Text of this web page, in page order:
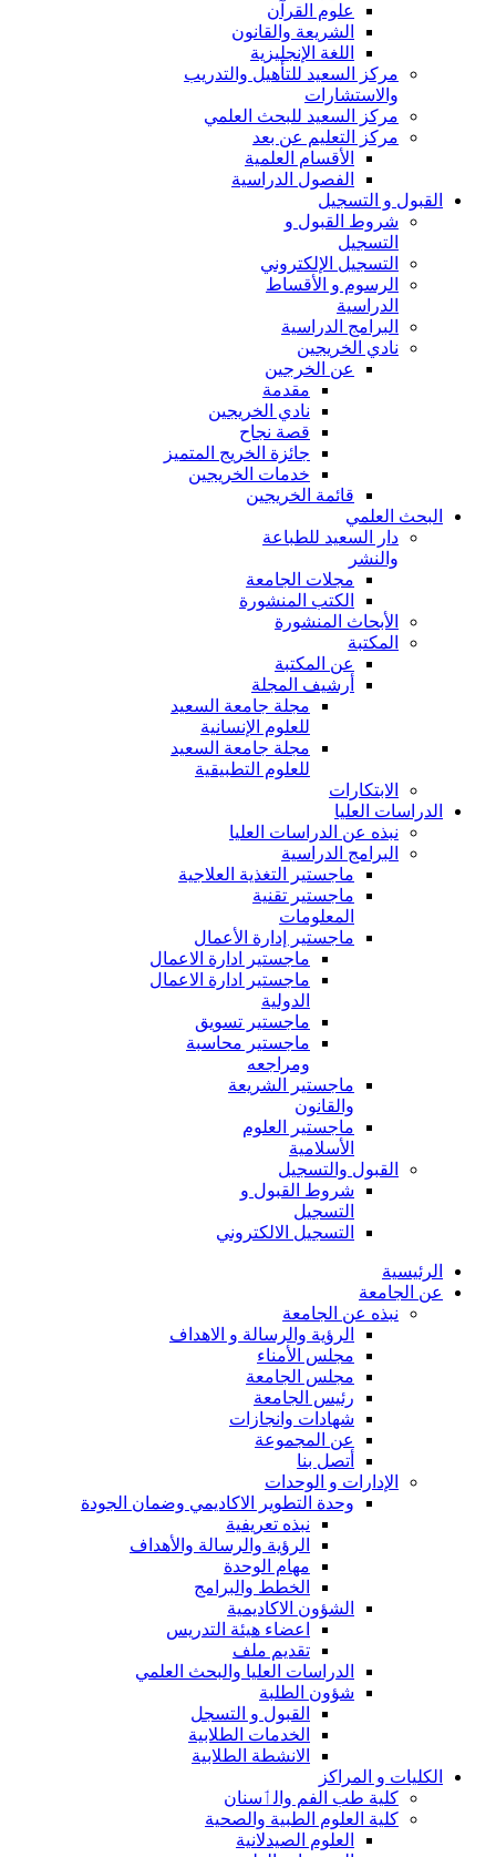
علوم القرآن
الشريعة والقانون
اللغة الإنجليزية
مركز السعيد للتأهيل والتدريب
والاستشارات
مركز السعيد للبحث العلمي
مركز التعليم عن بعد
الأقسام العلمية
الفصول الدراسية
القبول و التسجيل
شروط القبول و
التسجيل
التسجيل الإلكتروني
الرسوم و الأقساط
الدراسية
البرامج الدراسية
نادي الخريجين
عن الخرجين
مقدمة
نادي الخريجين
قصة نجاح
جائزة الخريج المتميز
خدمات الخريجين
قائمة الخريجين
البحث العلمي
دار السعيد للطباعة
والنشر
مجلات الجامعة
الكتب المنشورة
الأبحاث المنشورة
المكتبة
عن المكتبة
أرشيف المجلة
مجلة جامعة السعيد
للعلوم الإنسانية
مجلة جامعة السعيد
للعلوم التطبيقية
الابتكارات
الدراسات العليا
نبذه عن الدراسات العليا
البرامج الدراسية
ماجستير التغذية العلاجية
ماجستير تقنية
المعلومات
ماجستير إدارة الأعمال
ماجستير ادارة الاعمال
ماجستير ادارة الاعمال
الدولية
ماجستير تسويق
ماجستير محاسبة
ومراجعه
ماجستير الشريعة
والقانون
ماجستير العلوم
الأسلامية
القبول والتسجيل
شروط القبول و
التسجيل
التسجيل الالكتروني
الرئيسية
عن الجامعة
نبذه عن الجامعة
الرؤية والرسالة و الاهداف
مجلس الأمناء
مجلس الجامعة
رئيس الجامعة
شهادات وانجازات
عن المجموعة
أتصل بنا
الإدارات و الوحدات
وحدة التطوير الاكاديمي وضمان الجودة
نبذه تعريفية
الرؤية والرسالة والأهداف
مهام الوحدة
الخطط والبرامج
الشؤون الاكاديمية
اعضاء هيئة التدريس
تقديم ملف
الدراسات العليا والبحث العلمي
شؤون الطلبة
القبول و التسجل
الخدمات الطلابية
الانشطة الطلابية
الكليات و المراكز
كلية طب الفم والٲسنان
كلية العلوم الطبية والصحية
العلوم الصيدلانية